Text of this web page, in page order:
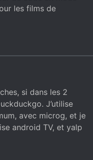
les films de
si dans les 2
J’utilise
avec microg, et je
android TV, et yalp